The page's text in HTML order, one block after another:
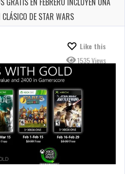
DE STAR WARS
Like this
1535 Views